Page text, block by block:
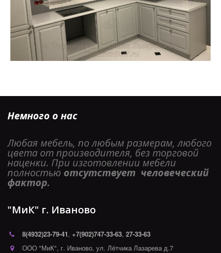
Немного о нас
Любая мебель, по любым размерам, любого
цвета от производителя, без торговой
наценки. При изготовлении мебели
полностью отсутствует  человеческий
фактор.
"МиК" г. Иваново
8(4932)23-79-41, +7(902)747-33-63, 27-33-63
ООО "МиК", г. Иваново, ул. Лётчика Лазарева д.7